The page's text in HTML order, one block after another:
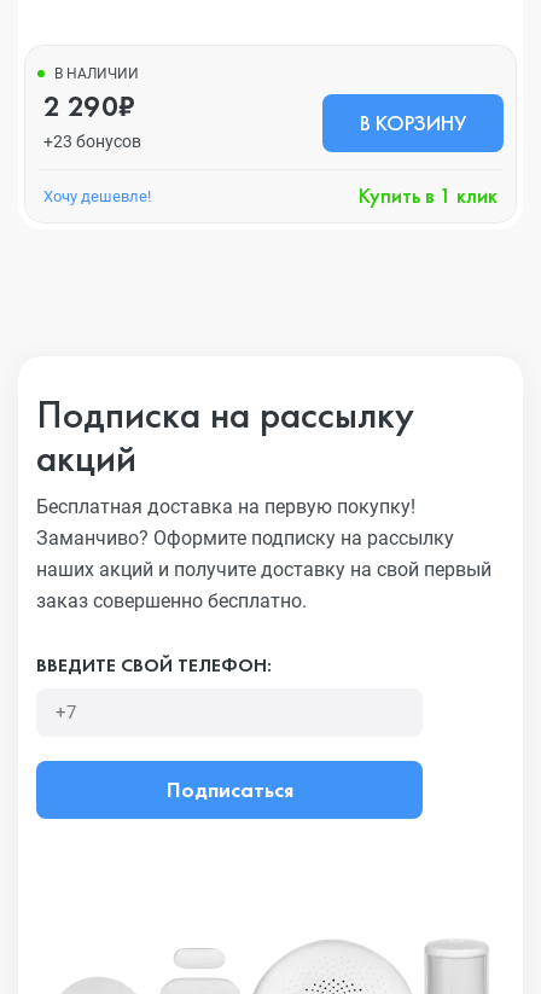
В НАЛИЧИИ
2 290₽
+23 бонусов
В КОРЗИНУ
Хочу дешевле! Купить в 1 клик
Подписка на рассылку
акций
Бесплатная доставка на первую покупку!
Заманчиво? Оформите подписку на рассылку
наших акций и получите доставку на свой первый
заказ совершенно бесплатно.
ВВЕДИТЕ СВОЙ ТЕЛЕФОН:
Подписаться